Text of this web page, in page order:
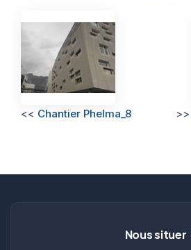
<< Chantier Phelma_8 >>
Nous situer